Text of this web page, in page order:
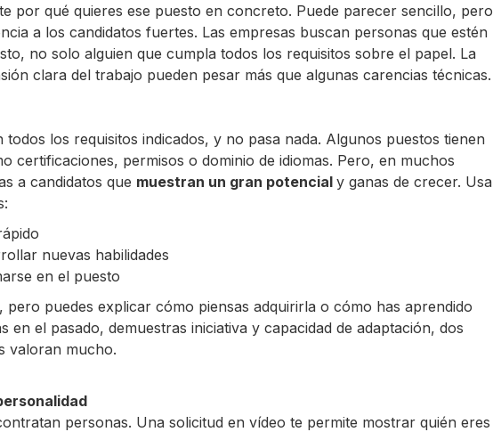
por qué quieres ese puesto en concreto. Puede parecer sencillo, pero
a los candidatos fuertes. Las empresas buscan personas que estén
no solo alguien que cumpla todos los requisitos sobre el papel. La
clara del trabajo pueden pesar más que algunas carencias técnicas.
los requisitos indicados, y no pasa nada. Algunos puestos tienen
certificaciones, permisos o dominio de idiomas. Pero, en muchos
a candidatos que muestran un gran potencial y ganas de crecer. Usa
nuevas habilidades
en el puesto
pero puedes explicar cómo piensas adquirirla o cómo has aprendido
en el pasado, demuestras iniciativa y capacidad de adaptación, dos
valoran mucho.
personas. Una solicitud en vídeo te permite mostrar quién eres